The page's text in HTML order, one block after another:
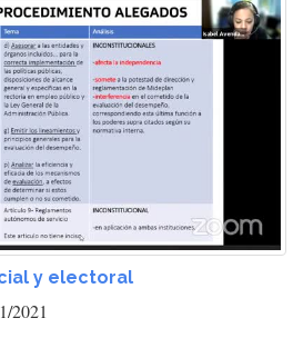
y electoral
2021